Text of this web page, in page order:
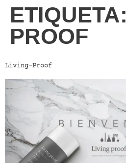
ETIQUETA:
PROOF
Living-Proof